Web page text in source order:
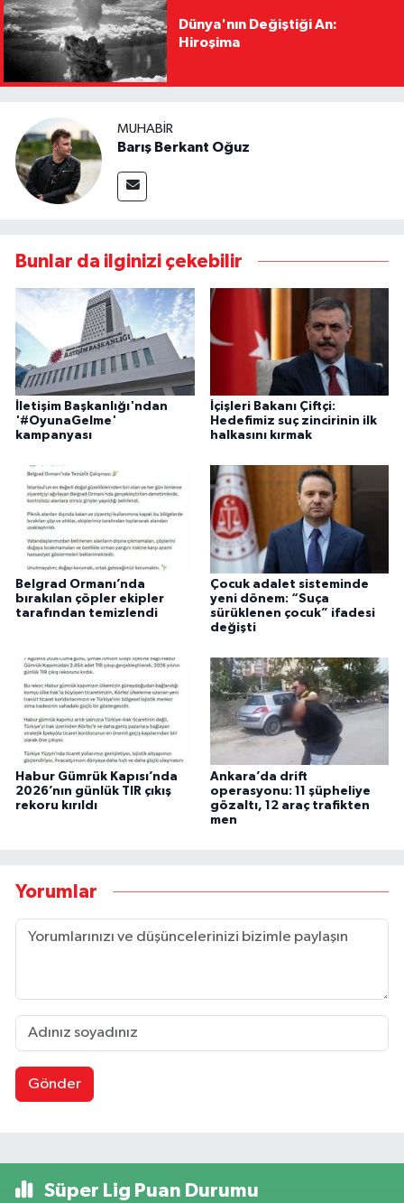
Dünya'nın Değiştiği An:
Hiroşima
MUHABIR
Barış Berkant Oğuz
Bunlar da ilginizi çekebilir
İletişim Başkanlığı'ndan
'#OyunaGelme'
kampanyası
İçişleri Bakanı Çiftçi:
Hedefimiz suç zincirinin ilk
halkasını kırmak
Belgrad Ormanı’nda
bırakılan çöpler ekipler
tarafından temizlendi
Çocuk adalet sisteminde
yeni dönem: “Suça
sürüklenen çocuk” ifadesi
değişti
Habur Gümrük Kapısı’nda
2026’nın günlük TIR çıkış
rekoru kırıldı
Ankara’da drift
operasyonu: 11 şüpheliye
gözaltı, 12 araç trafikten
men
Yorumlar
Gönder
Süper Lig Puan Durumu